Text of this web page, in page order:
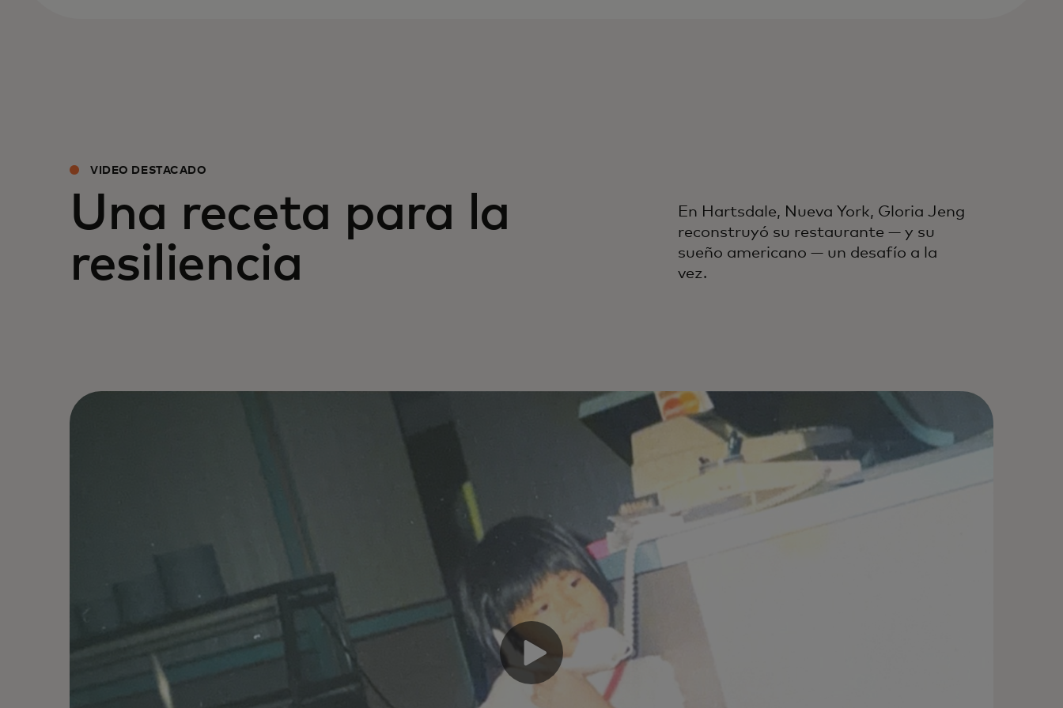
VIDEO DESTACADO
Una receta para la
resiliencia
En Hartsdale, Nueva York, Gloria Jeng
reconstruyó su restaurante — y su
sueño americano — un desafío a la
vez.